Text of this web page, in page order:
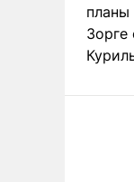
планы
Зорге